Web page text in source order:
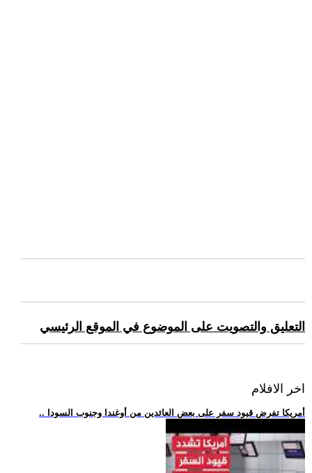
التعليق والتصويت على الموضوع في الموقع الرئيسي
اخر الافلام
.. أمريكا تفرض قيود سفر على بعض العائدين من أوغندا وجنوب السودا